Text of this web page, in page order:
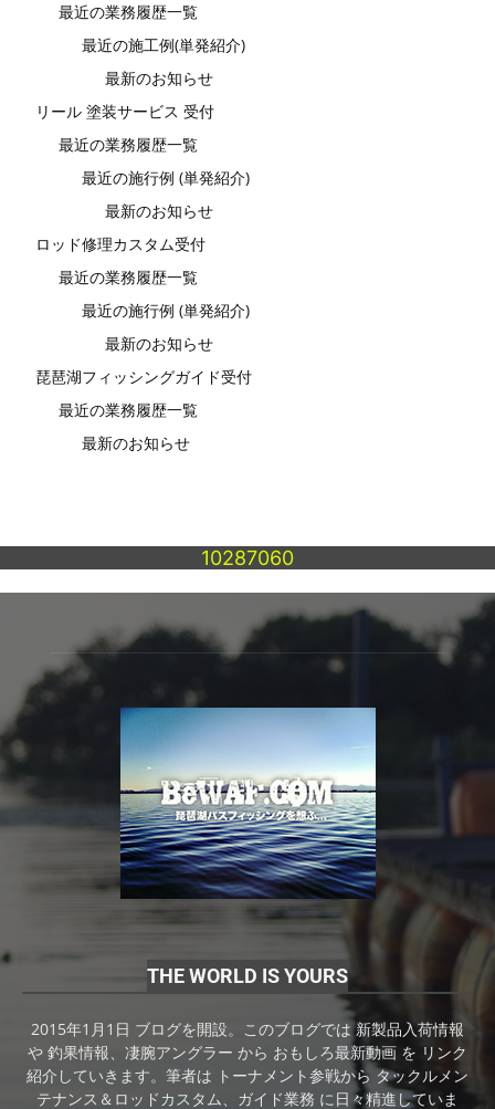
最近の業務履歴一覧
最近の施工例(単発紹介)
最新のお知らせ
リール 塗装サービス 受付
最近の業務履歴一覧
最近の施行例 (単発紹介)
最新のお知らせ
ロッド修理カスタム受付
最近の業務履歴一覧
最近の施行例 (単発紹介)
最新のお知らせ
琵琶湖フィッシングガイド受付
最近の業務履歴一覧
最新のお知らせ
10287060
THE WORLD IS YOURS
2015年1月1日 ブログを開設。このブログでは 新製品入荷情報
や 釣果情報、凄腕アングラー から おもしろ最新動画 を リンク
紹介していきます。筆者は トーナメント参戦から タックルメン
テナンス＆ロッドカスタム、ガイド業務 に日々精進していま